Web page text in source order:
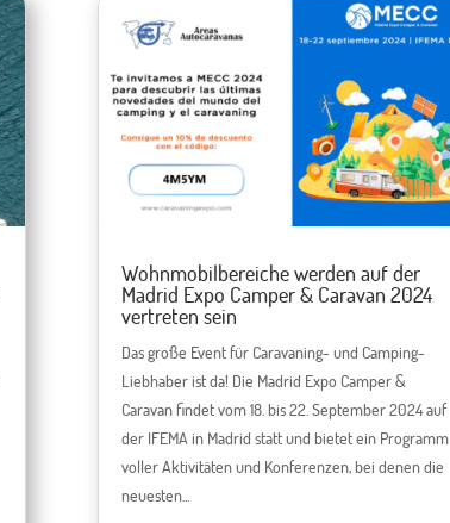
Wohnmobilbereiche werden auf der
Madrid Expo Camper & Caravan 2024
vertreten sein
Das große Event für Caravaning- und Camping-
Liebhaber ist da! Die Madrid Expo Camper &
Caravan findet vom 18. bis 22. September 2024 auf
der IFEMA in Madrid statt und bietet ein Programm
voller Aktivitäten und Konferenzen, bei denen die
neuesten...